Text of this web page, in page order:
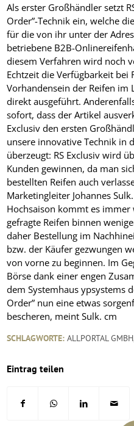
Als erster Großhändler setzt
Order”-Technik ein, welche
für die von ihr unter der
betriebene B2B-
diesem Verfahren wird noch
Echtzeit die Verfügbarkeit bei
Vorhandensein der Reifen im
direkt ausgeführt.
sofort, dass der Artikel
Exclusiv den ersten
unsere innovative Technik in
überzeugt: RS Exclusiv wird
Kunden gewinnen, da man
bestellten Reifen auch
Marketingleiter Johannes
Hochsaison kommt es
gefragte Reifen binnen
daher Bestellung im
bzw. der Käufer gezwungen
von vorne zu beginnen. Im
Börse dank einer engen
dem Systemhaus ypsystems
Order” nun eine etwas
bescheren, meint Sulk.cm
SCHLAGWORTE: ALLPORTAL GMBH
Eintrag teilen